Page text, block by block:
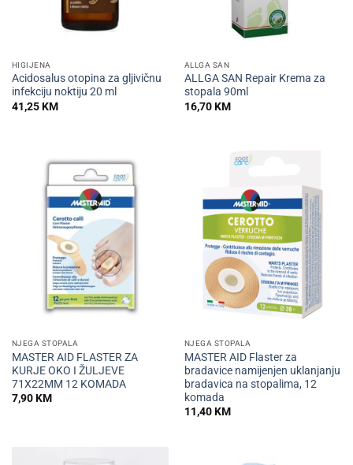
HIGIJENA
Acidosalus otopina za gljivičnu
infekciju noktiju 20 ml
41,25KM
ALLGA SAN
ALLGA SAN Repair Krema za
stopala 90ml
16,70KM
NJEGA STOPALA
MASTER AID FLASTER ZA
KURJE OKO I ŽULJEVE
71X22MM 12 KOMADA
7,90KM
NJEGA STOPALA
MASTER AID Flaster za
bradavice namijenjen uklanjanju
bradavica na stopalima, 12
komada
11,40KM